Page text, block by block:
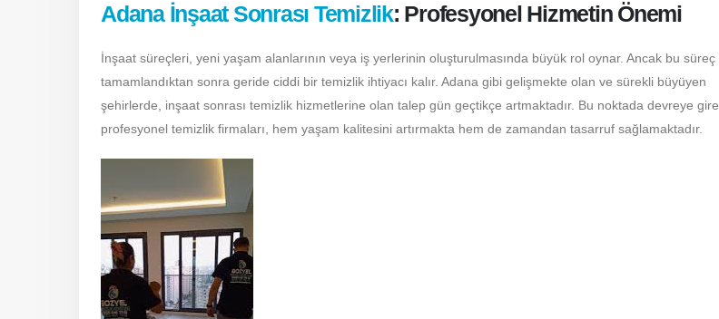
TEMIZLIK
Adana İnşaat Sonrası Temizlik: Profesyonel Hizmetin Önemi
İnşaat süreçleri, yeni yaşam alanlarının veya iş yerlerinin oluşturulmasında büyük rol oynar. Ancak bu süreç
tamamlandıktan sonra geride ciddi bir temizlik ihtiyacı kalır. Adana gibi gelişmekte olan ve sürekli büyüyen
şehirlerde, inşaat sonrası temizlik hizmetlerine olan talep gün geçtikçe artmaktadır. Bu noktada devreye
profesyonel temizlik firmaları, hem yaşam kalitesini artırmakta hem de zamandan tasarruf sağlamaktadır.